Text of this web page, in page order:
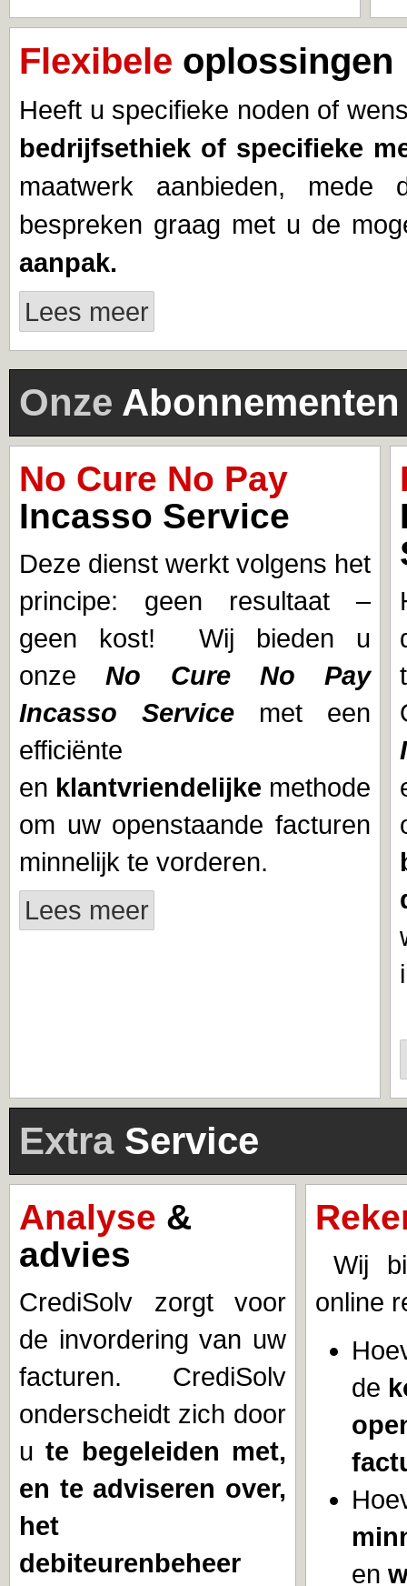
Flexibele oplossingen
Heeft u specifieke noden of
bedrijfsethiek of specifieke
maatwerk aanbieden, mede
bespreken graag met u de
aanpak.
Lees meer
Onze Abonnementen
No Cure No Pay
Incasso Service
Deze dienst werkt volgens het
principe: geen resultaat –
geen kost! Wij bieden u
onzeNo Cure No Pay
Incasso Service met een
efficiënte
en klantvriendelijke methode
om uw openstaande facturen
minnelijk te vorderen.
Lees meer
Extra Service
Analyse &
advies
CrediSolv zorgt voor
de invordering van uw
facturen. CrediSolv
onderscheidt zich door
ute begeleiden met,
en te adviseren over,
het
debiteurenbeheer
Wij
online
de
en